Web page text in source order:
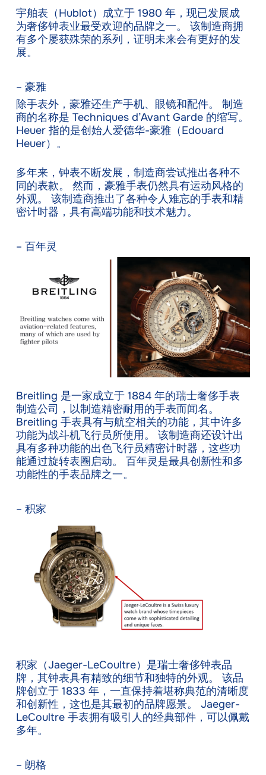
宇舶表（Hublot）成立于 1980 年，现已发展成
为奢侈钟表业最受欢迎的品牌之一。 该制造商拥
有多个屡获殊荣的系列，证明未来会有更好的发
展。
– 豪雅
除手表外，豪雅还生产手机、眼镜和配件。 制造
商的名称是 Techniques d’Avant Garde 的缩写。
Heuer 指的是创始人爱德华-豪雅（Edouard
Heuer）。
多年来，钟表不断发展，制造商尝试推出各种不
同的表款。 然而，豪雅手表仍然具有运动风格的
外观。 该制造商推出了各种令人难忘的手表和精
密计时器，具有高端功能和技术魅力。
– 百年灵
Breitling 是一家成立于 1884 年的瑞士奢侈手表
制造公司，以制造精密耐用的手表而闻名。
Breitling 手表具有与航空相关的功能，其中许多
功能为战斗机飞行员所使用。 该制造商还设计出
具有多种功能的出色飞行员精密计时器，这些功
能通过旋转表圈启动。 百年灵是最具创新性和多
功能性的手表品牌之一。
– 积家
积家（Jaeger-LeCoultre）是瑞士奢侈钟表品
牌，其钟表具有精致的细节和独特的外观。 该品
牌创立于 1833 年，一直保持着堪称典范的清晰度
和创新性，这也是其最初的品牌愿景。 Jaeger-
LeCoultre 手表拥有吸引人的经典部件，可以佩戴
多年。
– 朗格